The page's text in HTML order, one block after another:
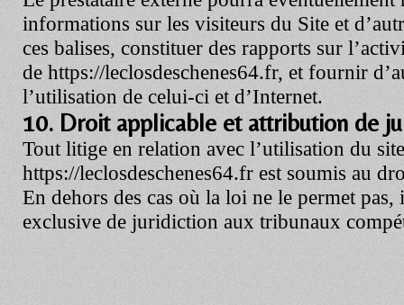
informations sur les visiteurs du Site et
ces balises, constituer des rapports sur
de https://leclosdeschenes64.fr, et fournir
l’utilisation de celui-ci et d’Internet.
10. Droit applicable et attribution de
Tout litige en relation avec l’utilisation du site
https://leclosdeschenes64.fr est soumis au
En dehors des cas où la loi ne le permet
exclusive de juridiction aux tribunaux